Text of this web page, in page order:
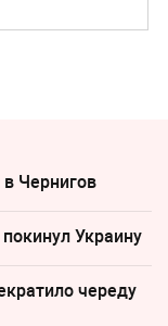
Чернигов
Украину
череду